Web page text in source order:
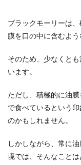
ブラックモーリーは
膜を口の中に含むよう
そのため、少なくと
います。
ただし、積極的に油
で食べているという
のかもしれません。
しかしながら、常に
境では、そんなことは